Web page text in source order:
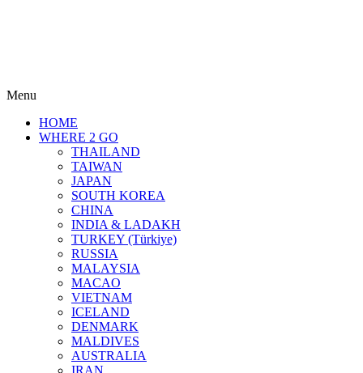
Menu
HOME
WHERE 2 GO
THAILAND
TAIWAN
JAPAN
SOUTH KOREA
CHINA
INDIA & LADAKH
TURKEY (Türkiye)
RUSSIA
MALAYSIA
MACAO
VIETNAM
ICELAND
DENMARK
MALDIVES
AUSTRALIA
IRAN